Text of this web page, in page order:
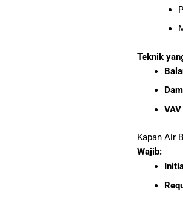
Teknik
Kapan Air
Wajib: